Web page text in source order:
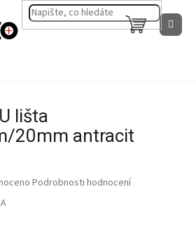
NÁKUPNÍ
KOŠÍK
lišta
20mm antracit
Podrobnosti hodnocení